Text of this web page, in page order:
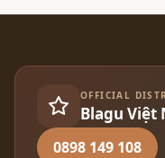
OFFICIAL
Blagu Việt
0898 149 108